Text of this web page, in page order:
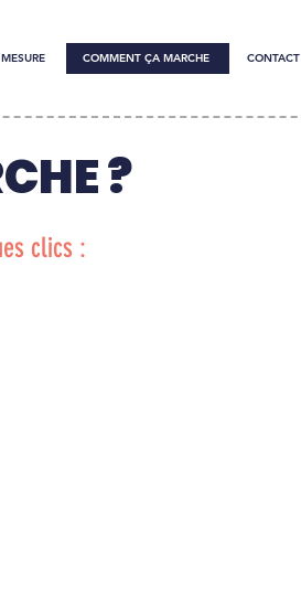
COMMENT ÇA MARCHE CONTACT
?
clics :